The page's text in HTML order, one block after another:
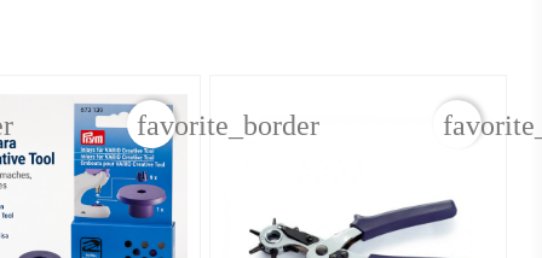
favorite_border